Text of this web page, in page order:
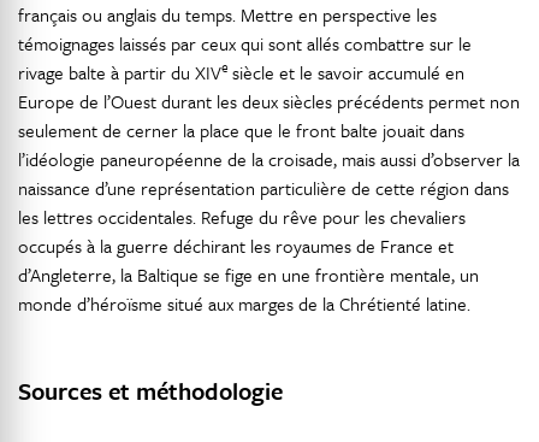
français ou anglais du temps. Mettre en perspective les
témoignages laissés par ceux qui sont allés combattre sur le
rivage balte à partir du XIVe siècle et le savoir accumulé en
Europe de l’Ouest durant les deux siècles précédents permet non
seulement de cerner la place que le front balte jouait dans
l’idéologie paneuropéenne de la croisade, mais aussi d’observer la
naissance d’une représentation particulière de cette région dans
les lettres occidentales. Refuge du rêve pour les chevaliers
occupés à la guerre déchirant les royaumes de France et
d’Angleterre, la Baltique se fige en une frontière mentale, un
monde d’héroïsme situé aux marges de la Chrétienté latine.
Sources et méthodologie